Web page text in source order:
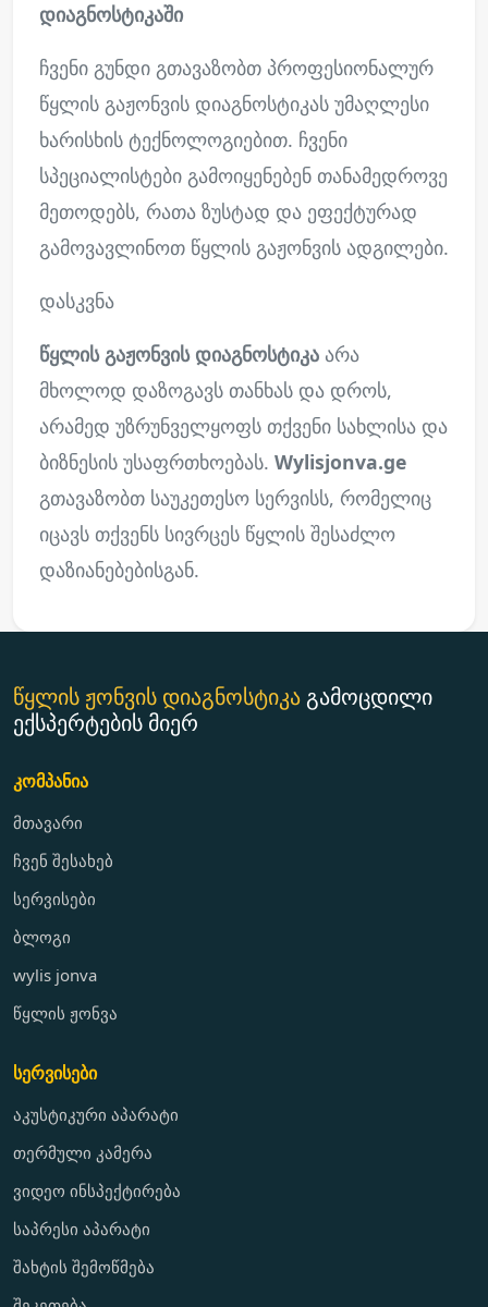
დიაგნოსტიკაში
ჩვენი გუნდი გთავაზობთ პროფესიონალურ
წყლის გაჟონვის დიაგნოსტიკას უმაღლესი
ხარისხის ტექნოლოგიებით. ჩვენი
სპეციალისტები გამოიყენებენ თანამედროვე
მეთოდებს, რათა ზუსტად და ეფექტურად
გამოვავლინოთ წყლის გაჟონვის ადგილები.
დასკვნა
წყლის გაჟონვის დიაგნოსტიკა არა
მხოლოდ დაზოგავს თანხას და დროს,
არამედ უზრუნველყოფს თქვენი სახლისა და
ბიზნესის უსაფრთხოებას. Wylisjonva.ge
გთავაზობთ საუკეთესო სერვისს, რომელიც
იცავს თქვენს სივრცეს წყლის შესაძლო
დაზიანებებისგან.
წყლის ჟონვის დიაგნოსტიკაგამოცდილი
ექსპერტების მიერ
კომპანია
მთავარი
ჩვენ შესახებ
სერვისები
ბლოგი
wylis jonva
წყლის ჟონვა
სერვისები
აკუსტიკური აპარატი
თერმული კამერა
ვიდეო ინსპექტირება
საპრესი აპარატი
შახტის შემოწმება